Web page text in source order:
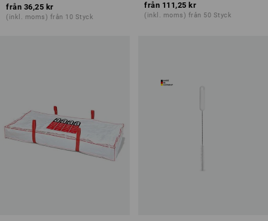
från 36,25 kr
(inkl. moms) från 10 Styck
från 111,25 kr
(inkl. moms) från 50 Styck